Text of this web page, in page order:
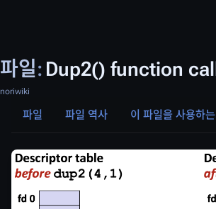
파일: Dup2() function
noriwiki
파일 파일 역사 이 파일을 사용하